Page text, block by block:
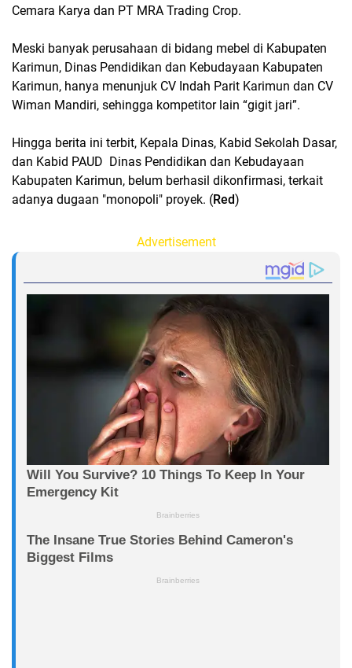
Cemara Karya dan PT MRA Trading Crop.
Meski banyak perusahaan di bidang mebel di Kabupaten
Karimun, Dinas Pendidikan dan Kebudayaan Kabupaten
Karimun, hanya menunjuk CV Indah Parit Karimun dan CV
Wiman Mandiri, sehingga kompetitor lain “gigit jari”.
Hingga berita ini terbit, Kepala Dinas, Kabid Sekolah Dasar,
dan Kabid PAUD Dinas Pendidikan dan Kebudayaan
Kabupaten Karimun, belum berhasil dikonfirmasi, terkait
adanya dugaan "monopoli" proyek. (Red)
Advertisement